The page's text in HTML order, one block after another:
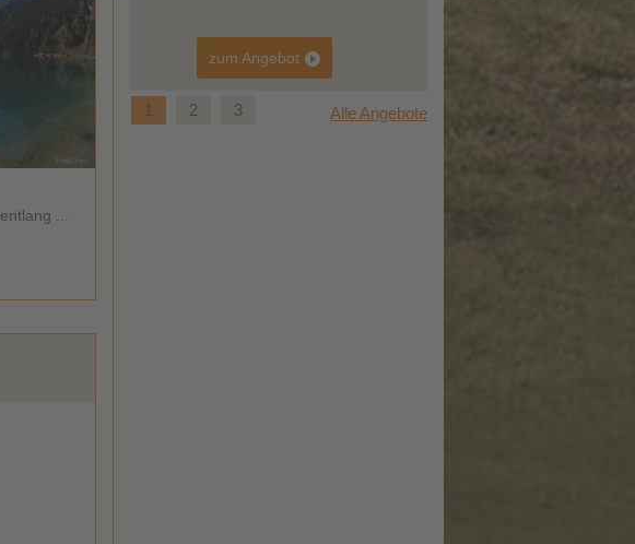
...
zum Angebot
1 2 3 Alle Angebote